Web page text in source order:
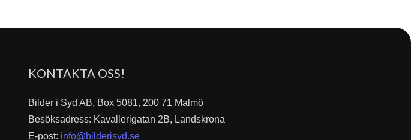
KONTAKTA OSS!
Bilder i Syd AB, Box 5081, 200 71 Malmö
Besöksadress: Kavallerigatan 2B, Landskrona
E-post: info@bilderisyd.se